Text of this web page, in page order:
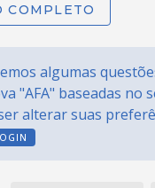
FILTRO COMPLETO
algumas
"AFA" baseadas no
alterar suas